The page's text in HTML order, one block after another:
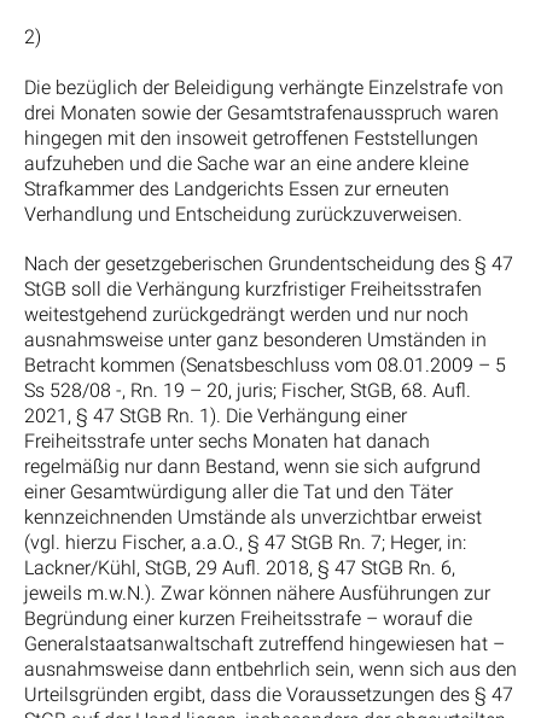
2)
Die bezüglich der Beleidigung verhängte Einzelstrafe von
drei Monaten sowie der Gesamtstrafenausspruch waren
hingegen mit den insoweit getroffenen Feststellungen
aufzuheben und die Sache war an eine andere kleine
Strafkammer des Landgerichts Essen zur erneuten
Verhandlung und Entscheidung zurückzuverweisen.
Nach der gesetzgeberischen Grundentscheidung des § 47
StGB soll die Verhängung kurzfristiger Freiheitsstrafen
weitestgehend zurückgedrängt werden und nur noch
ausnahmsweise unter ganz besonderen Umständen in
Betracht kommen (Senatsbeschluss vom 08.01.2009 – 5
Ss 528/08 -, Rn. 19 – 20, juris; Fischer, StGB, 68. Aufl.
2021, § 47 StGB Rn. 1). Die Verhängung einer
Freiheitsstrafe unter sechs Monaten hat danach
regelmäßig nur dann Bestand, wenn sie sich aufgrund
einer Gesamtwürdigung aller die Tat und den Täter
kennzeichnenden Umstände als unverzichtbar erweist
(vgl. hierzu Fischer, a.a.O., § 47 StGB Rn. 7; Heger, in:
Lackner/Kühl, StGB, 29 Aufl. 2018, § 47 StGB Rn. 6,
jeweils m.w.N.). Zwar können nähere Ausführungen zur
Begründung einer kurzen Freiheitsstrafe – worauf die
Generalstaatsanwaltschaft zutreffend hingewiesen hat –
ausnahmsweise dann entbehrlich sein, wenn sich aus den
Urteilsgründen ergibt, dass die Voraussetzungen des § 47